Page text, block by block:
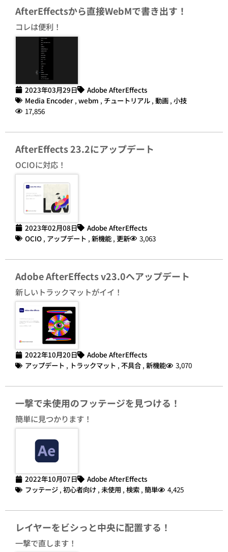
AfterEffectsから直接WebMで書き出す！
コレは便利！
2023年03月29日
Adobe AfterEffects
Media Encoder , webm , チュートリアル , 動画 , 小技
17,856
AfterEffects 23.2にアップデート
OCIOに対応！
2023年02月08日
Adobe AfterEffects
OCIO , アップデート , 新機能 , 更新 3,063
Adobe AfterEffects v23.0へアップデート
新しいトラックマットがイイ！
2022年10月20日
Adobe AfterEffects
アップデート , トラックマット , 不具合 , 新機能 3,070
一撃で未使用のフッテージを見つける！
簡単に見つかります！
2022年10月07日
Adobe AfterEffects
フッテージ , 初心者向け , 未使用 , 検索 , 簡単 4,425
レイヤーをビシっと中央に配置する！
一撃で直します！